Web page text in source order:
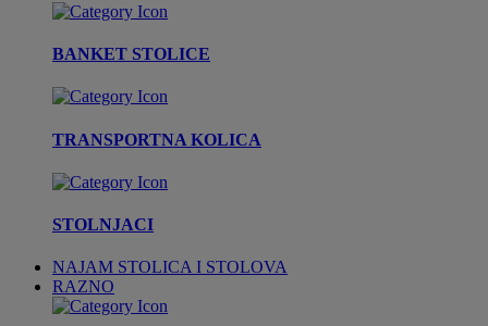
BANKET STOLICE
TRANSPORTNA KOLICA
STOLNJACI
NAJAM STOLICA I STOLOVA
RAZNO